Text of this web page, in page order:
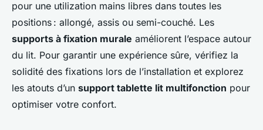
pour une utilization mains libres dans toutes les
positions : allongé, assis ou semi-couché. Les
supports à fixation murale améliorent l’espace autour
du lit. Pour garantir une expérience sûre, vérifiez la
solidité des fixations lors de l’installation et explorez
les atouts d’un support tablette lit multifonction pour
optimiser votre confort.